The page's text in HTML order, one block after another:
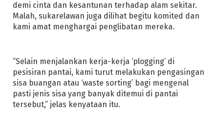
demi cinta dan kesantunan terhadap alam sekitar.
Malah, sukarelawan juga dilihat begitu komited dan
kami amat menghargai penglibatan mereka.
“Selain menjalankan kerja-kerja ‘plogging’ di
pesisiran pantai, kami turut melakukan pengasingan
sisa buangan atau ‘waste sorting’ bagi mengenal
pasti jenis sisa yang banyak ditemui di pantai
tersebut,” jelas kenyataan itu.